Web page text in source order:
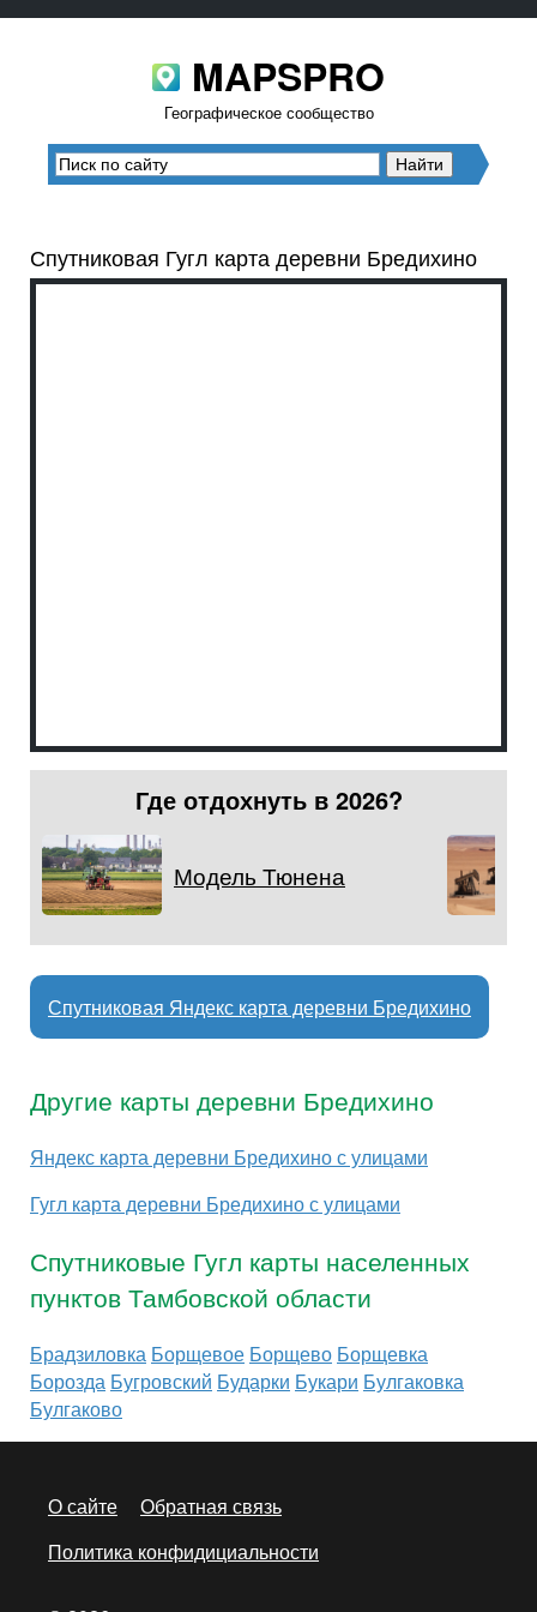
MAPSPRO
Географическое сообщество
Спутниковая Гугл карта деревни Бредихино
Где отдохнуть в 2026?
Модель Тюнена
Спутниковая Яндекс карта деревни Бредихино
Другие карты деревни Бредихино
Яндекс карта деревни Бредихино с улицами
Гугл карта деревни Бредихино с улицами
Спутниковые Гугл карты населенных
пунктов Тамбовской области
Брадзиловка Борщевое Борщево Борщевка
Борозда Бугровский Бударки Букари Булгаковка
Булгаково
О сайте
Обратная связь
Политика конфидициальности